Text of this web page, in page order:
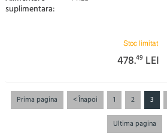
suplimentara:
Stoc limitat
478.49 LEI
Prima pagina < Înapoi 1 2 3
Ultima pagina